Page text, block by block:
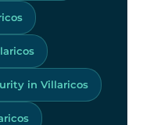
in Villaricos